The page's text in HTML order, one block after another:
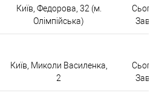
Київ, Федорова, 32 (м.
Олімпійська)
Київ, Миколи Василенка,
2